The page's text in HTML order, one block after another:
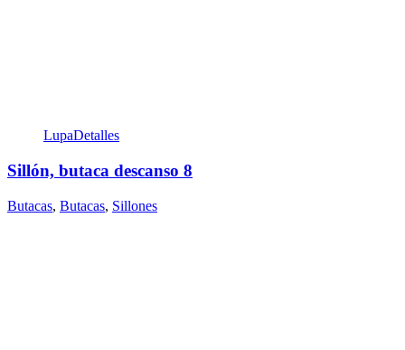
LupaDetalles
Sillón, butaca descanso 8
Butacas, Butacas, Sillones